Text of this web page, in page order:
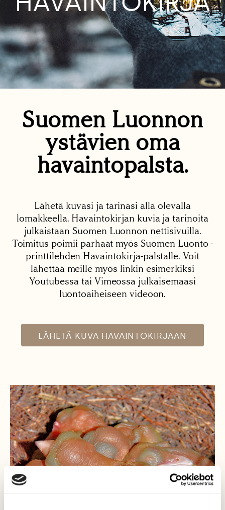
Suomen Luonnon
ystävien oma
havaintopalsta.
Lähetä kuvasi ja tarinasi alla olevalla
lomakkeella. Havaintokirjan kuvia ja tarinoita
julkaistaan Suomen Luonnon nettisivuilla.
Toimitus poimii parhaat myös Suomen Luonto -
printtilehden Havaintokirja-palstalle. Voit
lähettää meille myös linkin esimerkiksi
Youtubessa tai Vimeossa julkaisemaasi
luontoaiheiseen videoon.
LÄHETÄ KUVA HAVAINTOKIRJAAN